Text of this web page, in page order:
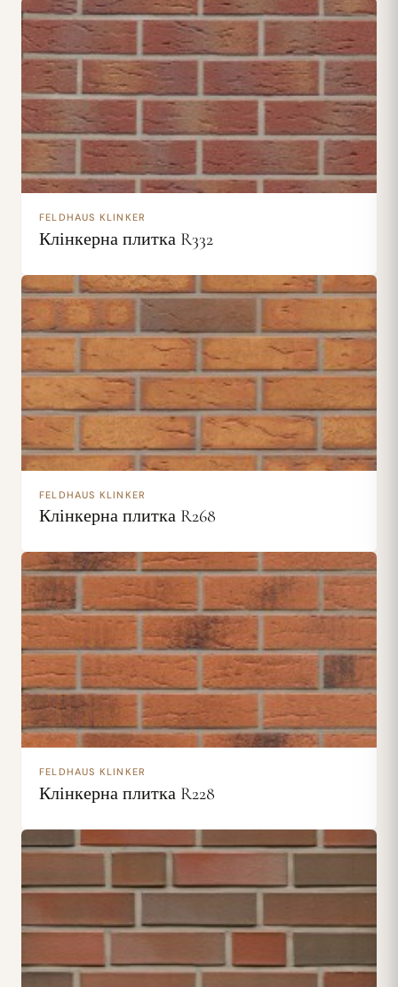
FELDHAUS KLINKER
Клінкерна плитка R332
FELDHAUS KLINKER
Клінкерна плитка R268
FELDHAUS KLINKER
Клінкерна плитка R228